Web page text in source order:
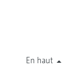
En haut